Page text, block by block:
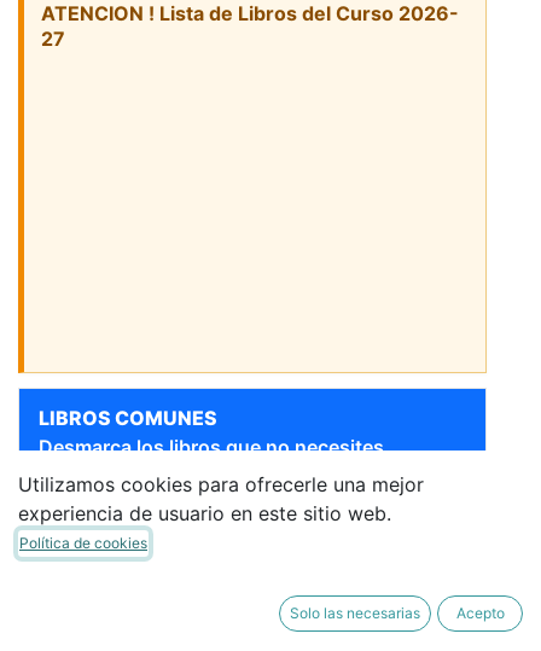
ATENCION ! Lista de Libros del Curso 2026-
27
LIBROS COMUNES
Desmarca los libros que no necesites.
[9788424182632] EI -
Sigue bajando para ver más libros
Utilizamos cookies para ofrecerle una mejor
experiencia de usuario en este sitio web.
Política de cookies
Solo las necesarias Acepto